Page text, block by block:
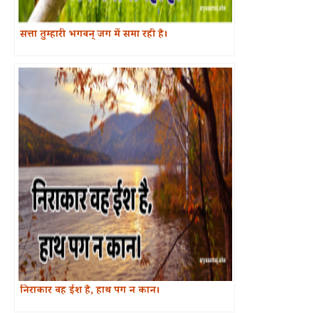
सत्ता तुम्हारी भगवन् जग में समा रही है।
निराकार वह ईश है, हाथ पग न कान।